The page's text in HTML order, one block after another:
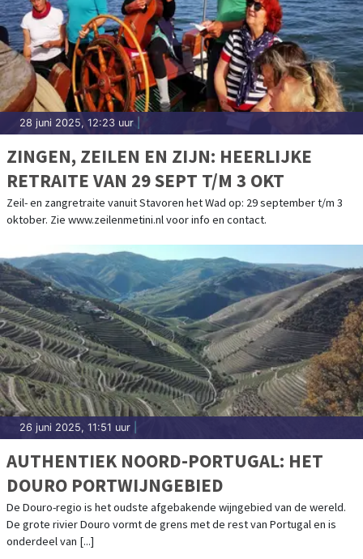
28 juni 2025, 12:23 uur
ZINGEN, ZEILEN EN ZIJN: HEERLIJKE
RETRAITE VAN 29 SEPT T/M 3 OKT
Zeil- en zangretraite vanuit Stavoren het Wad op: 29 september t/m 3
oktober. Zie www.zeilenmetini.nl voor info en contact.
26 juni 2025, 11:51 uur
AUTHENTIEK NOORD-PORTUGAL: HET
DOURO PORTWIJNGEBIED
De Douro-regio is het oudste afgebakende wijngebied van de wereld.
De grote rivier Douro vormt de grens met de rest van Portugal en is
onderdeel van [...]